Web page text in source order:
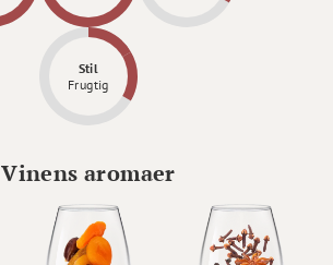
Stil
Frugtig
Vinens aromaer